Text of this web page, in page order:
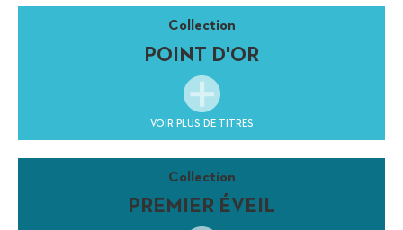
Collection
POINT D'OR
VOIR PLUS DE TITRES
Collection
PREMIER ÉVEIL